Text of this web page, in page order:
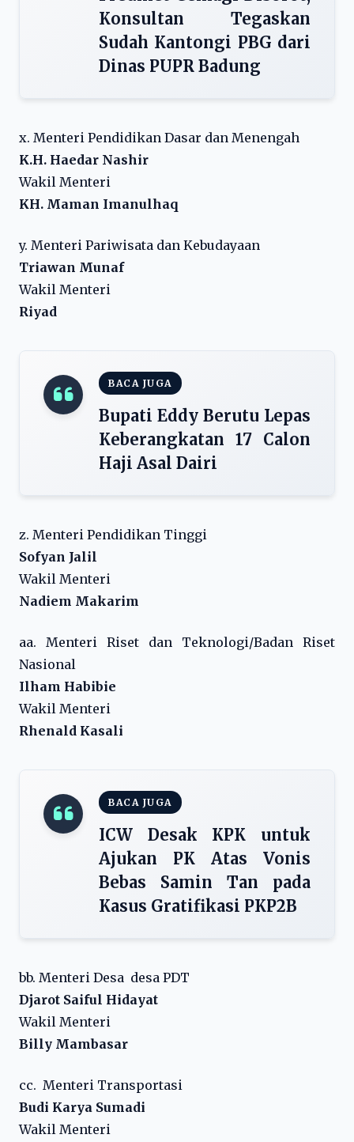
Konsultan Tegaskan
Sudah Kantongi PBG dari
Dinas PUPR Badung
x. Menteri Pendidikan Dasar dan Menengah
K.H. Haedar Nashir
Wakil Menteri
KH. Maman Imanulhaq
y. Menteri Pariwisata dan Kebudayaan
Triawan Munaf
Wakil Menteri
Riyad
BACA JUGA
Bupati Eddy Berutu Lepas
Keberangkatan 17 Calon
Haji Asal Dairi
z. Menteri Pendidikan Tinggi
Sofyan Jalil
Wakil Menteri
Nadiem Makarim
aa. Menteri Riset dan Teknologi/Badan Riset
Nasional
Ilham Habibie
Wakil Menteri
Rhenald Kasali
BACA JUGA
ICW Desak KPK untuk
Ajukan PK Atas Vonis
Bebas Samin Tan pada
Kasus Gratifikasi PKP2B
bb. Menteri Desa desa PDT
Djarot Saiful Hidayat
Wakil Menteri
Billy Mambasar
cc. Menteri Transportasi
Budi Karya Sumadi
Wakil Menteri